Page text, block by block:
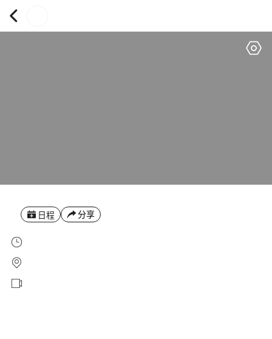
日程 分享